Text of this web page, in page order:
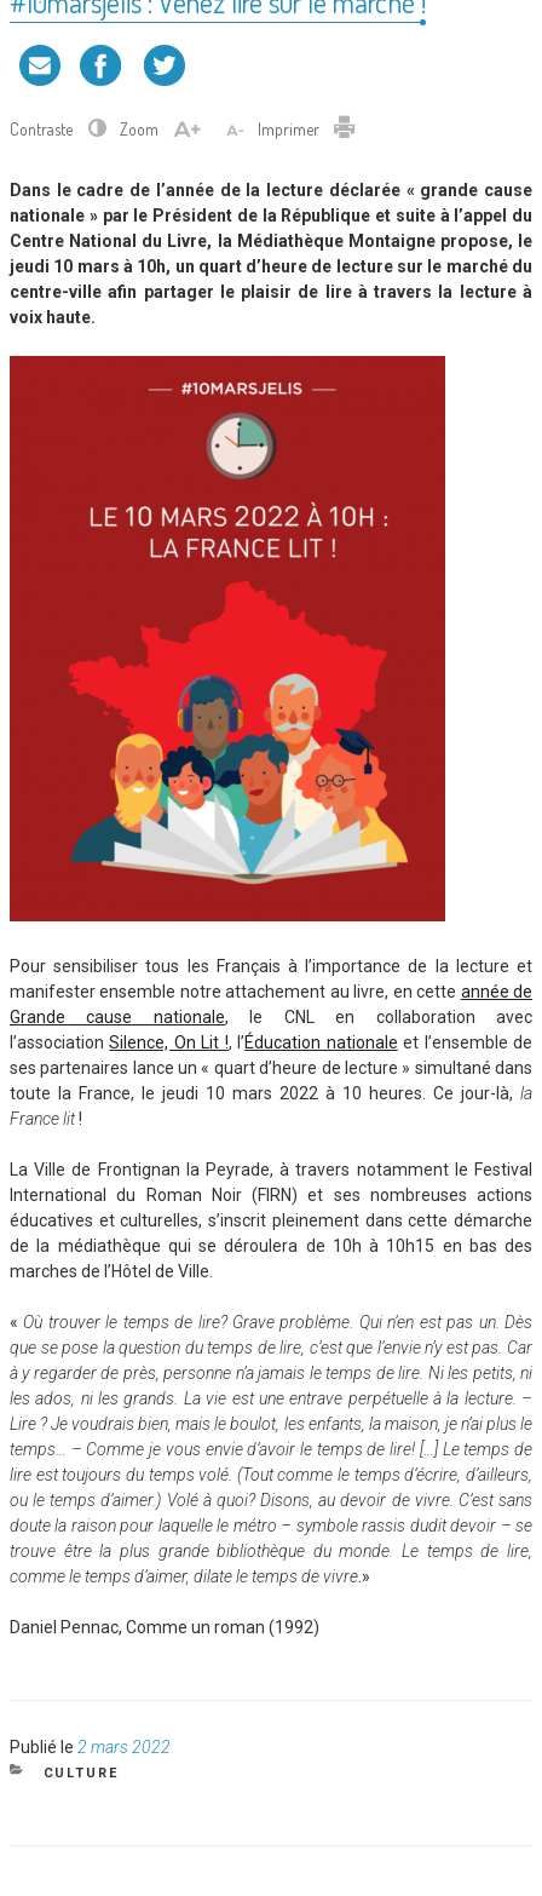
Contraste Zoom Imprimer
Dans le cadre de l’année de la lecture déclarée « grande cause
nationale » par le Président de la République et suite à l’appel du
Centre National du Livre, la Médiathèque Montaigne propose, le
jeudi 10 mars à 10h, un quart d’heure de lecture sur le marché du
centre-ville afin partager le plaisir de lire à travers la lecture à
voix haute.
Pour sensibiliser tous les Français à l’importance de la lecture et
manifester ensemble notre attachement au livre, en cette année de
Grande cause nationale, le CNL en collaboration avec
l’associationSilence, On Lit !, l’Éducation nationale et l’ensemble de
ses partenaires lance un « quart d’heure de lecture » simultané dans
toute la France, le jeudi 10 mars 2022 à 10 heures. Ce jour-là, la
France lit!
La Ville de Frontignan la Peyrade, à travers notamment le Festival
International du Roman Noir (FIRN) et ses nombreuses actions
éducatives et culturelles, s’inscrit pleinement dans cette démarche
de la médiathèque qui se déroulera de 10h à 10h15 en bas des
marches de l’Hôtel de Ville.
«Où trouver le temps de lire? Grave problème. Qui n’en est pas un. Dès
que se pose la question du temps de lire, c’est que l’envie n’y est pas. Car
à y regarder de près, personne n’a jamais le temps de lire. Ni les petits, ni
les ados, ni les grands. La vie est une entrave perpétuelle à la lecture. –
Lire ? Je voudrais bien, mais le boulot, les enfants, la maison, je n’ai plus le
temps… – Comme je vous envie d’avoir le temps de lire! […] Le temps de
lire est toujours du temps volé. (Tout comme le temps d’écrire, d’ailleurs,
ou le temps d’aimer.) Volé à quoi? Disons, au devoir de vivre. C’est sans
doute la raison pour laquelle le métro – symbole rassis dudit devoir – se
trouve être la plus grande bibliothèque du monde. Le temps de lire,
comme le temps d’aimer, dilate le temps de vivre .»
Daniel Pennac, Comme un roman (1992)
Publié le Publié
le
2 mars 2022
CATÉGORIES
CULTURE